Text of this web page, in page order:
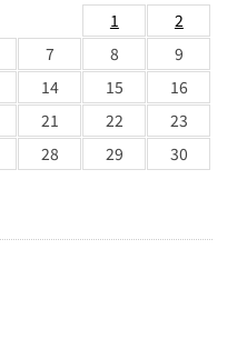
1
2
7 8
9
14 15
16
21 22
23
28 29
30